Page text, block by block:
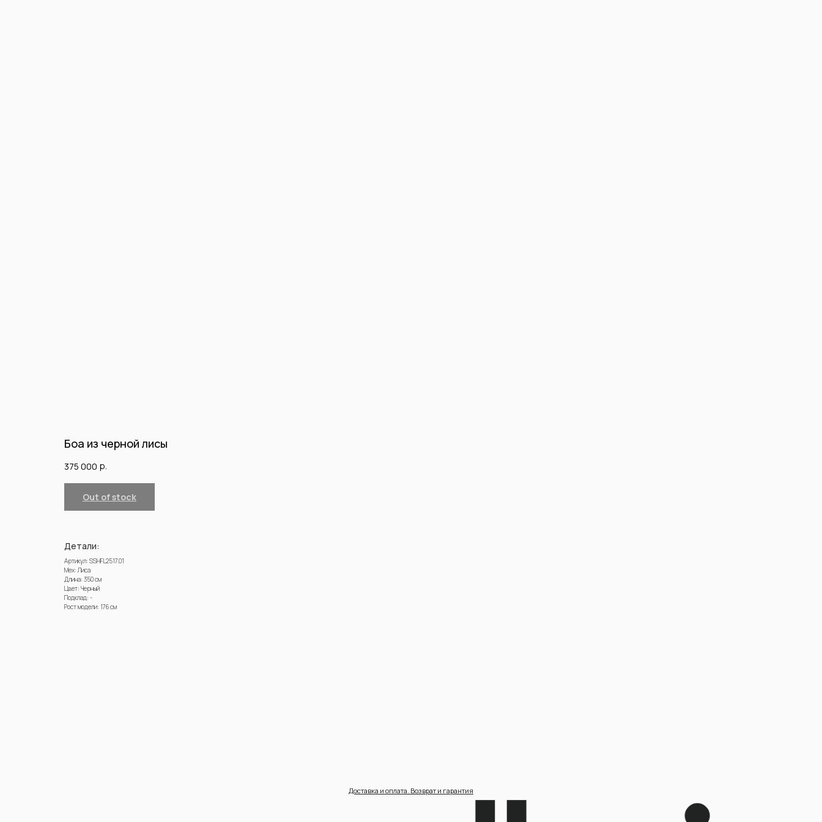
Боа из черной лисы
375 000 р.
Out of stock
Детали:
Артикул: SSHFL2517.01
Мех: Лиса
Длина: 350 см
Цвет: Черный
Подклад: -
Рост модели: 176 см